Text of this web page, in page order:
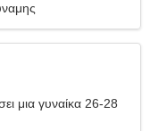
μια γυναίκα 26-28